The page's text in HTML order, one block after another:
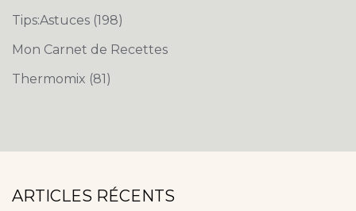
Tips:Astuces (198)
Mon Carnet de Recettes
Thermomix (81)
ARTICLES RÉCENTS